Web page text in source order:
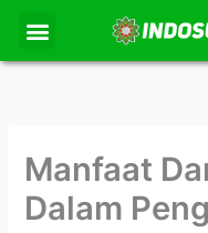
konten
Menu
Manfaat
Dalam